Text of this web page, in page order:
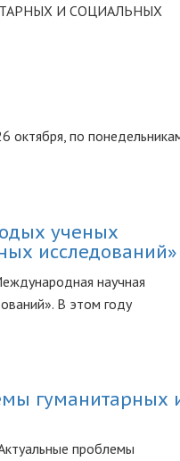
И СОЦИАЛЬНЫХ
октября, по
ученых
исследований»
научная
В этом году
гуманитарных
проблемы